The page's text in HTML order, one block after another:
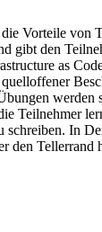
Vorteile von
gibt den
as
werden
Teilnehmer
schreiben. In
den Tellerrand